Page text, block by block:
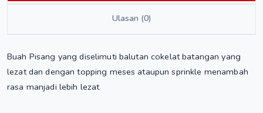
Ulasan (0)
Buah Pisang yang diselimuti balutan cokelat batangan yang
lezat dan dengan topping meses ataupun sprinkle menambah
rasa manjadi lebih lezat